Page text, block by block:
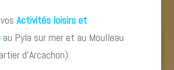
Activités loisirs et
au Pyla sur mer et au Moulleau
d’Arcachon).